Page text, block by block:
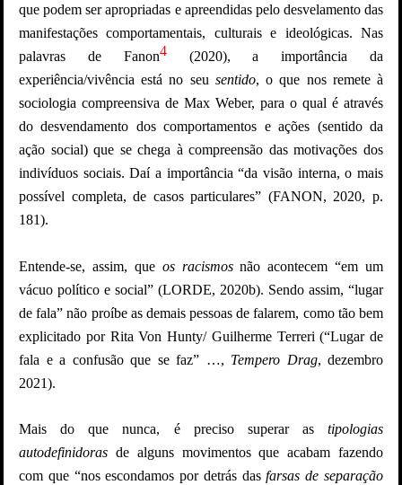
que podem ser apropriadas e apreendidas pelo desvelamento das
manifestações comportamentais, culturais e ideológicas. Nas
palavras de Fanon4(2020), a importância da
experiência/vivência está no seu sentido, o que nos remete à
sociologia compreensiva de Max Weber, para o qual é através
do desvendamento dos comportamentos e ações (sentido da
ação social) que se chega à compreensão das motivações dos
indivíduos sociais. Daí a importância “da visão interna, o mais
possível completa, de casos particulares” (FANON, 2020, p.
181).
Entende-se, assim, que os racismosnão acontecem “em um
vácuo político e social” (LORDE, 2020b). Sendo assim, “lugar
de fala” não proíbe as demais pessoas de falarem, como tão bem
explicitado por Rita Von Hunty/ Guilherme Terreri (“Lugar de
fala e a confusão que se faz” …, Tempero Drag, dezembro
2021).
Mais do que nunca, é preciso superar as tipologias
autodefinidoras de alguns movimentos que acabam fazendo
com que “nos escondamos por detrás dasfarsas de separação